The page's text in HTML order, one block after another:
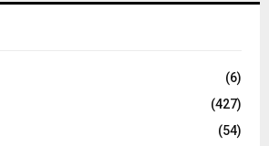
C
(6)
(427)
(54)